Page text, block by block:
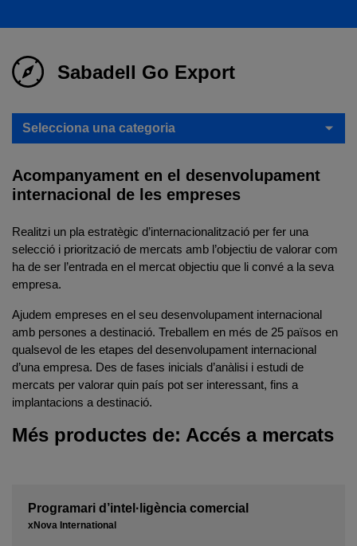
Sabadell Go Export
Selecciona una categoria
Acompanyament en el desenvolupament
internacional de les empreses
Realitzi un pla estratègic d’internacionalització per fer una
selecció i priorització de mercats amb l’objectiu de valorar com
ha de ser l’entrada en el mercat objectiu que li convé a la seva
empresa.
Ajudem empreses en el seu desenvolupament internacional
amb persones a destinació. Treballem en més de 25 països en
qualsevol de les etapes del desenvolupament internacional
d’una empresa. Des de fases inicials d’anàlisi i estudi de
mercats per valorar quin país pot ser interessant, fins a
implantacions a destinació.
Més productes de: Accés a mercats
Programari d’intel·ligència comercial
xNova International